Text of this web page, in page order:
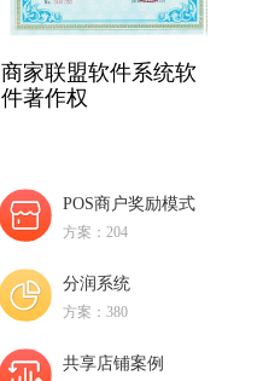
商家联盟软件系统软
件著作权
POS商户奖励模式
方案：204
分润系统
方案：380
共享店铺案例